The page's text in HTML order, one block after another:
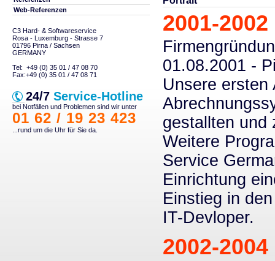
Web-Referenzen
C3 Hard- & Softwareservice
Rosa - Luxemburg - Strasse 7
01796 Pirna / Sachsen
GERMANY
Tel: +49 (0) 35 01 / 47 08 70
Fax:+49 (0) 35 01 / 47 08 71
24/7 Service-Hotline
bei Notfällen und Problemen sind wir unter
01 62 / 19 23 423
...rund um die Uhr für Sie da.
2001-2002
01.08.2001 -
Unsere ersten
gestallten und
Weitere
Service
Einrichtung
Einstieg in
IT-Devloper.
2002-2004